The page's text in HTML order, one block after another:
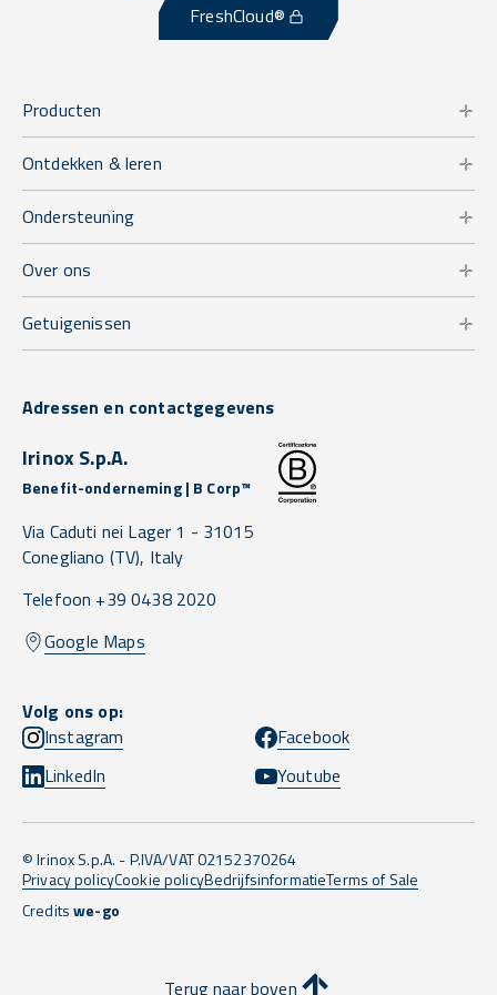
FreshCloud®
Producten
Ontdekken & leren
Ondersteuning
Over ons
Getuigenissen
Adressen en contactgegevens
Irinox S.p.A.
Benefit-onderneming | B Corp™
Via Caduti nei Lager 1 - 31015
Conegliano (TV), Italy
Telefoon +39 0438 2020
Google Maps
Volg ons op:
Instagram
Facebook
LinkedIn
Youtube
© Irinox S.p.A. - P.IVA/VAT 02152370264
Privacy policyCookie policyBedrijfsinformatieTerms of Sale
Creditswe-go
Terug naar boven